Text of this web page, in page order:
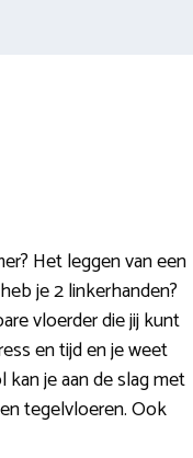
Het leggen van een
je 2 linkerhanden?
vloerder die jij kunt
en tijd en je weet
je aan de slag met
tegelvloeren. Ook